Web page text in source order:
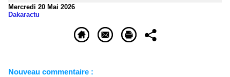
Mercredi 20 Mai 2026
Dakaractu
Nouveau commentaire :